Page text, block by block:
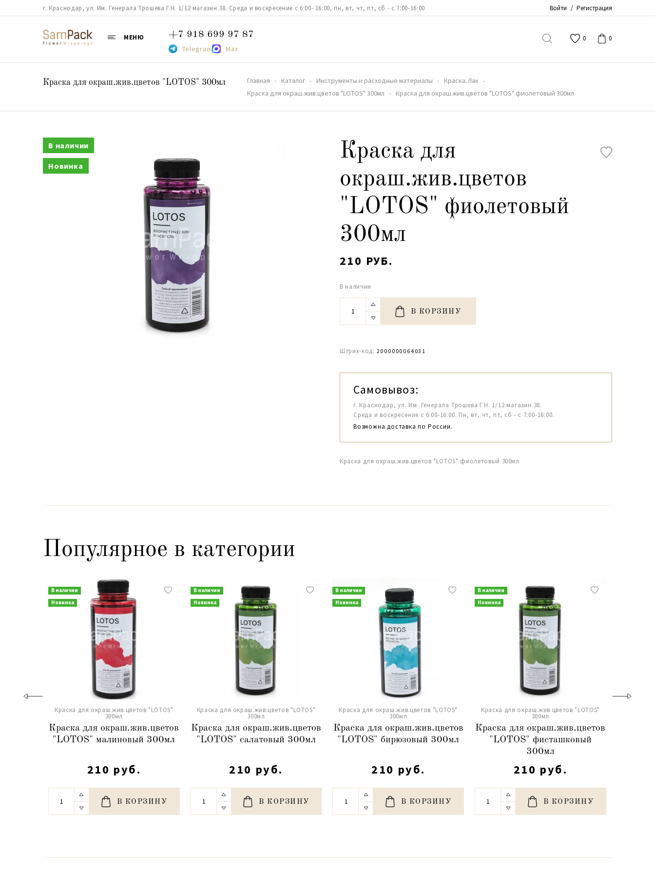
г. Краснодар, ул. Им. Генерала Трошева Г.Н. 1/12 магазин 38. Среда и воскресение с 6:00- 16:00, пн, вт, чт, пт, сб - с 7:00-16:00 Войти / Регистрация
МЕНЮ +7 918 699 97 87
Telegram Max
0 0
Краска для окраш.жив.цветов "LOTOS" 300мл Главная Каталог Инструменты и расходные материалы
Краска.Лак
Краска для окраш.жив.цветов "LOTOS" 300мл
Краска для окраш.жив.цветов "LOTOS" фиолетовый 300мл
В наличии
Новинка
Краска для
окраш.жив.цветов
"LOTOS" фиолетовый
300мл
210 РУБ.
В наличии
В КОРЗИНУ
Штрих-код: 2000000064031
Самовывоз:
г. Краснодар, ул. Им. Генерала Трошева Г.Н. 1/12 магазин 38.
Среда и воскресение с 6:00-16:00. Пн, вт, чт, пт, сб - с 7:00-16:00.
Возможна доставка по России.
Краска для окраш.жив.цветов "LOTOS" фиолетовый 300мл
Популярное в категории
В наличии
Новинка
Краска для окраш.жив.цветов "LOTOS"
300мл
Краска для окраш.жив.цветов
"LOTOS" малиновый 300мл
210 руб.
В КОРЗИНУ
В наличии
Новинка
Краска для окраш.жив.цветов "LOTOS"
300мл
Краска для окраш.жив.цветов
"LOTOS" салатовый 300мл
210 руб.
В КОРЗИНУ
В наличии
Новинка
Краска для окраш.жив.цветов "LOTOS"
300мл
Краска для окраш.жив.цветов
"LOTOS" бирюзовый 300мл
210 руб.
В КОРЗИНУ
В наличии
Новинка
Краска для окраш.жив.цветов "LOTOS"
300мл
Краска для окраш.жив.цветов
"LOTOS" фисташковый
300мл
210 руб.
В КОРЗИНУ